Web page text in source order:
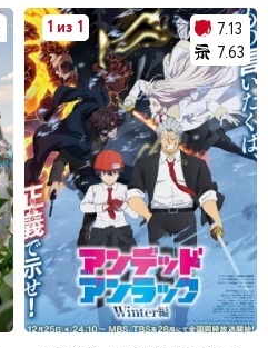
1 из 1
7.13
7.63